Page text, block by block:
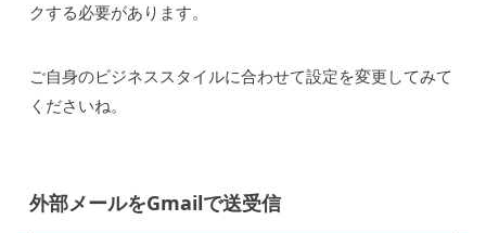
クする必要があります。
ご自身のビジネススタイルに合わせて設定を変更してみて
くださいね。
外部メールをGmailで送受信